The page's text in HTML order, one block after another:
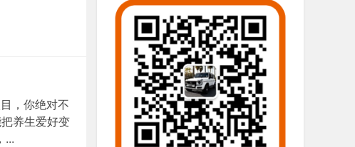
，你绝对不
养生爱好变
...